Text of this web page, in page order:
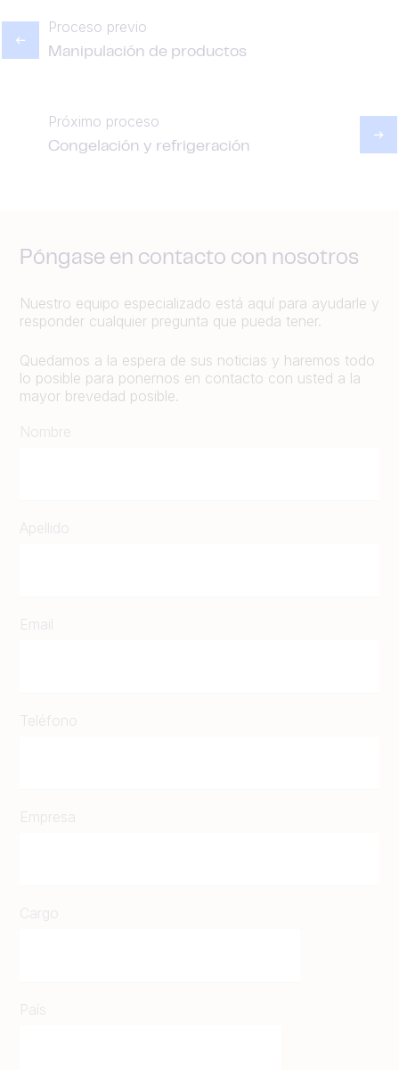
Proceso previo
Manipulación de productos
Próximo proceso
Congelación y refrigeración
Póngase en contacto con nosotros
Nuestro equipo especializado está aquí para ayudarle y
responder cualquier pregunta que pueda tener.
Quedamos a la espera de sus noticias y haremos todo
lo posible para ponernos en contacto con usted a la
mayor brevedad posible.
Nombre
Apellido
Email
Teléfono
Empresa
Cargo
País